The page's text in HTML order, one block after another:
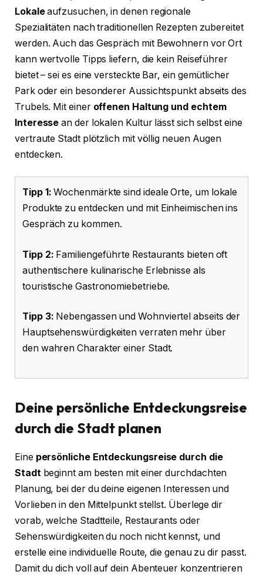
Lokaleaufzusuchen, in denen regionale
Spezialitäten nach traditionellen Rezepten zubereitet
werden. Auch das Gespräch mit Bewohnern vor Ort
kann wertvolle Tipps liefern, die kein Reiseführer
bietet – sei es eine versteckte Bar, ein gemütlicher
Park oder ein besonderer Aussichtspunkt abseits des
Trubels. Mit einer offenen Haltung und echtem
Interesse an der lokalen Kultur lässt sich selbst eine
vertraute Stadt plötzlich mit völlig neuen Augen
entdecken.
Tipp 1: Wochenmärkte sind ideale Orte, um lokale
Produkte zu entdecken und mit Einheimischen ins
Gespräch zu kommen.
Tipp 2: Familiengeführte Restaurants bieten oft
authentischere kulinarische Erlebnisse als
touristische Gastronomiebetriebe.
Tipp 3: Nebengassen und Wohnviertel abseits der
Hauptsehenswürdigkeiten verraten mehr über
den wahren Charakter einer Stadt.
Deine persönliche Entdeckungsreise
durch die Stadt planen
Eine persönliche Entdeckungsreise durch die
Stadtbeginnt am besten mit einer durchdachten
Planung, bei der du deine eigenen Interessen und
Vorlieben in den Mittelpunkt stellst. Überlege dir
vorab, welche Stadtteile, Restaurants oder
Sehenswürdigkeiten du noch nicht kennst, und
erstelle eine individuelle Route, die genau zu dir passt.
Damit du dich voll auf dein Abenteuer konzentrieren